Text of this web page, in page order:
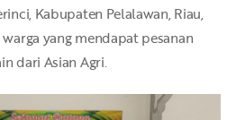
Kabupaten Pelalawan, Riau,
yang mendapat pesanan
dari Asian Agri.